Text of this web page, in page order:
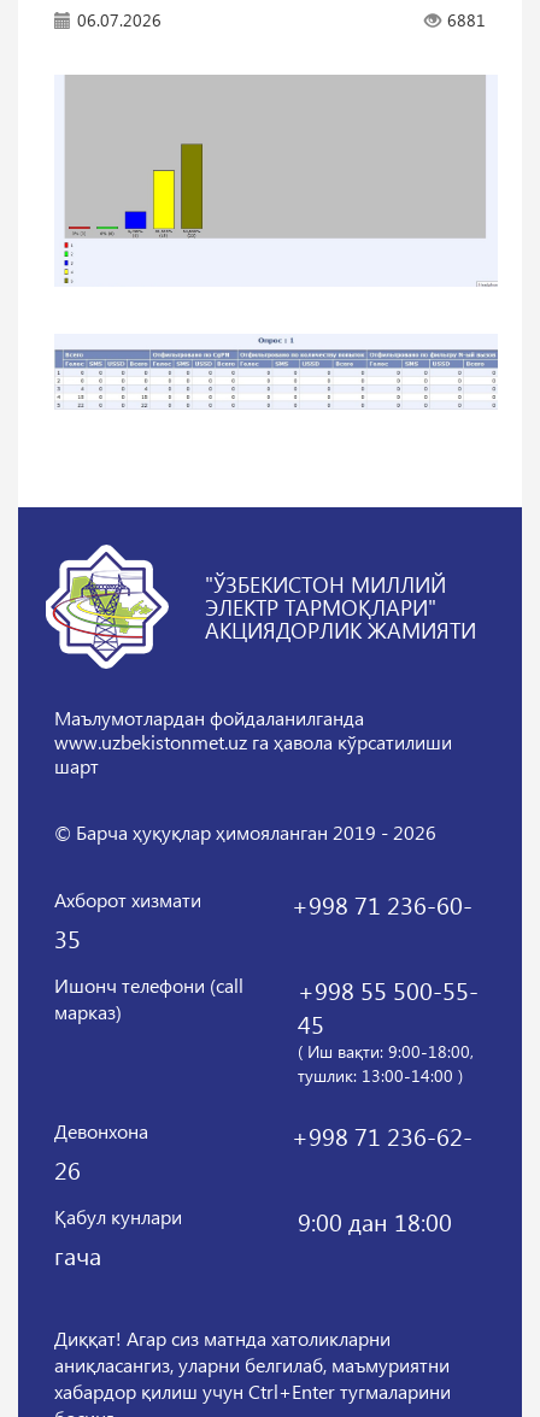
06.07.2026 6881
"ЎЗБЕКИСТОН МИЛЛИЙ
ЭЛЕКТР ТАРМОҚЛАРИ"
АКЦИЯДОРЛИК ЖАМИЯТИ
Маълумотлардан фойдаланилганда
www.uzbekistonmet.uz га ҳавола кўрсатилиши
шарт
© Барча ҳуқуқлар ҳимояланган 2019 - 2026
Ахборот хизмати
+998 71 236-60-
35
Ишонч телефони (call
марказ)
+998 55 500-55-
45
( Иш вақти: 9:00-18:00,
тушлик: 13:00-14:00 )
Девонхона
+998 71 236-62-
26
Қабул кунлари
9:00 дан 18:00
гача
Диққат! Агар сиз матнда хатоликларни
аниқласангиз, уларни белгилаб, маъмуриятни
хабардор қилиш учун Ctrl+Enter тугмаларини